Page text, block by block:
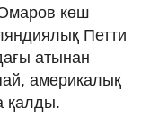
көш
Петти
атынан
америкалық
қалды.